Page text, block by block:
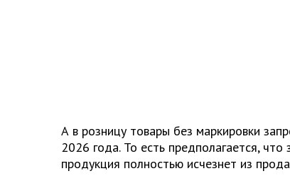
А в розницу товары без маркировки
2026 года. То есть предполагается, что
продукция полностью исчезнет из